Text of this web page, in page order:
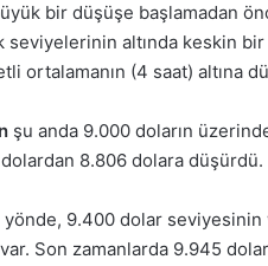
bir düşüşe başlamadan
seviyelerinin altında keskin bir
ortalamanın (4 saat) altına
şu anda 9.000 doların
8.806 dolara düşürdü.
yönde, 9.400 dolar
Son zamanlarda 9.945